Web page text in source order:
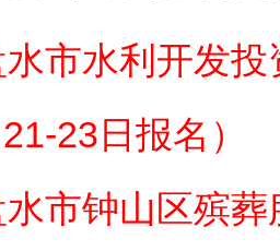
市水利开发
23日报名）
市钟山区殡